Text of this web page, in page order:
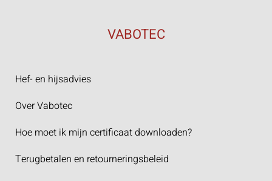
VABOTEC
Hef- en hijsadvies
Over Vabotec
Hoe moet ik mijn certificaat downloaden?
Terugbetalen en retourneringsbeleid